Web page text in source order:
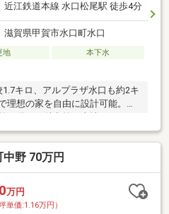
近江鉄道本線 水口松尾駅 徒歩4分
滋賀県甲賀市水口町水口
地
本下水
キロ、アルプラザ水口も約2キ
理想の家を自由に設計可能。暮
野 70万円
万円
坪単価:1.16万円）